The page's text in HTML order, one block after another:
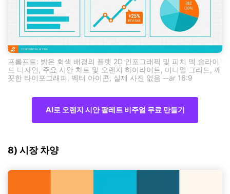
프롬프트: 밝은 회색 배경의 플랫 2D 인포그래픽 및 피치 덱 슬라이
드 디자인, 주요 시안 차트 및 오렌지 하이라이트, 미니멀 그리드, 깨
끗한 타이포그래피, 벡터 아이콘, 실제 사진 없음 --ar 16:9
AI로 오렌지 시안 팔레트 비주얼 무료 만들기
8) 시장 차양